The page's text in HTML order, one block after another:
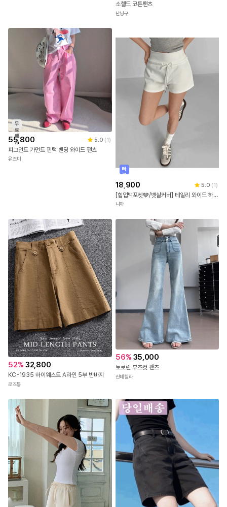
소첼드 코튼팬츠
난닝구
무
료
배
송
55,800 5.0 (1)
피그먼트 가먼트 핀턱 밴딩 와이드 팬츠
유즈미
빠
른
출
발
18,900 5.0 (1)
[힙업백포켓🩶/뱃살커버] 테일리 와이드 하이밴딩 백포켓 스트링 숏팬츠 밴딩숏팬츠 트레이닝숏팬츠 (3color)
니까
52% 32,800
KC-1935 하이웨스트 A라인 5부 반바지
로즈몽
56% 35,000
토로린 부츠컷 팬츠
신데렐라